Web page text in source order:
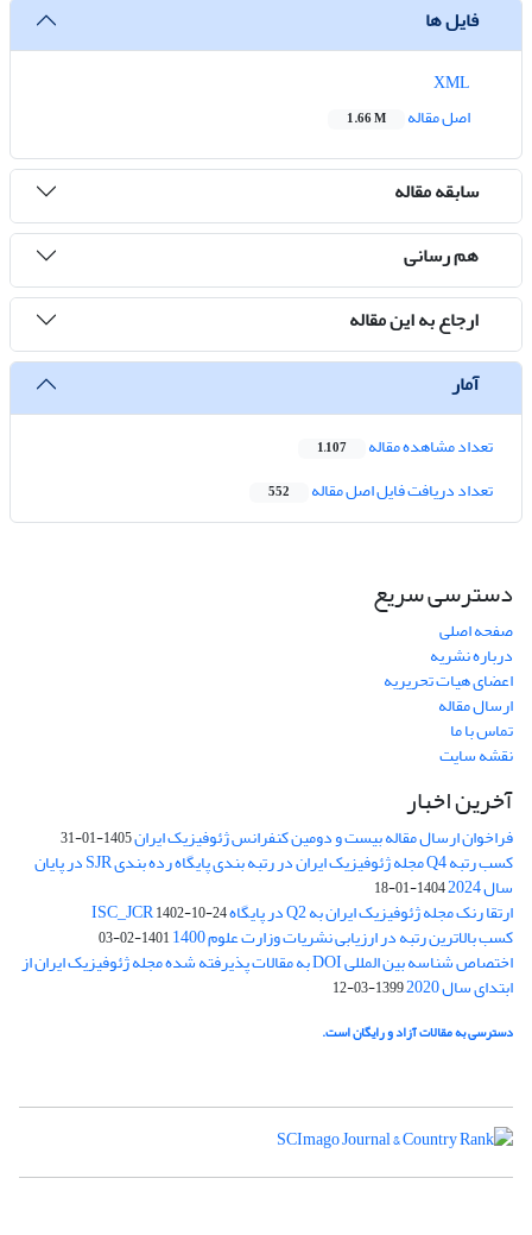
فایل ها
اصل مقاله
1.66 M
سابقه مقاله
هم رسانی
ارجاع به این مقاله
آمار
تعداد مشاهده مقاله 1,107
تعداد دریافت فایل اصل مقاله 552
دسترسی سریع
صفحه اصلی
درباره نشریه
اعضای هیات تحریریه
ارسال مقاله
تماس با ما
نقشه سایت
آخرین اخبار
فراخوان ارسال مقاله بیست و دومین کنفرانس ژئوفیزیک ایران1405-01-31
کسب رتبه Q4 مجله ژئوفیزیک ایران در رتبه بندی پایگاه رده بندی SJR در پایان
سال 2024 1404-01-18
ارتقا رنک مجله ژئوفیزیک ایران به Q2 در پایگاه ISC_JCR 1402-10-24
کسب بالاترین رتبه در ارزیابی نشریات وزارت علوم 1400 1401-02-03
اختصاص شناسه بین المللی DOI به مقالات پذیرفته شده مجله ژئوفیزیک ایران از
ابتدای سال 2020 1399-03-12
دسترسی به مقالات آزاد و رایگان است.